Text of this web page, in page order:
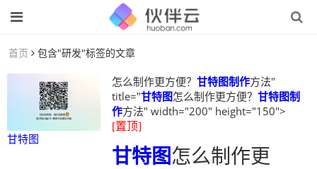
首页 包含"研发"标签的文章
甘特图
怎么制作更方便？ 甘特图制作方法"
title="甘特图怎么制作更方便？ 甘特图制
作方法" width="200" height="150">
[置顶]
甘特图怎么制作更